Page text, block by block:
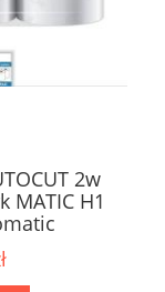
2w
MATIC H1